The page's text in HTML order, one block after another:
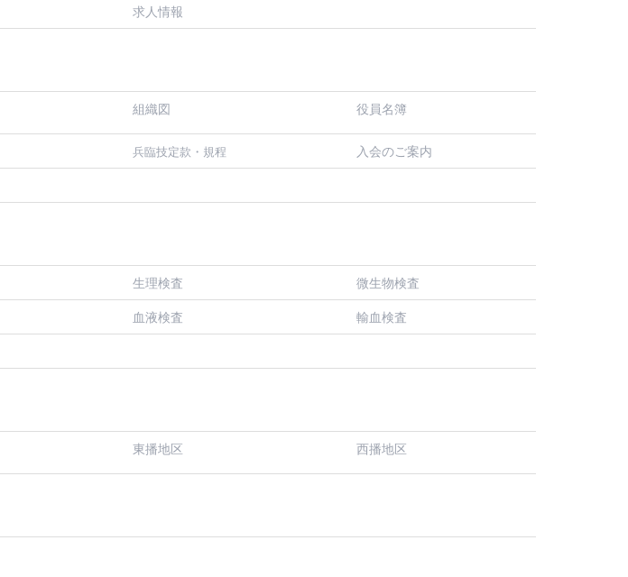
求人情報
組織図 役員名簿
兵臨技定款・規程 入会のご案内
生理検査
微生物検査
血液検査
輸血検査
東播地区 西播地区